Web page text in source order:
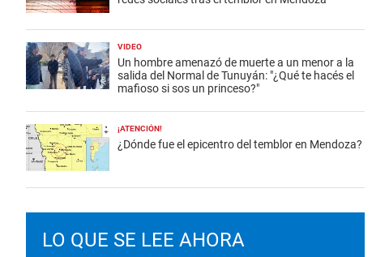
VIDEO
Un hombre amenazó de muerte a un menor a la
salida del Normal de Tunuyán: "¿Qué te hacés el
mafioso si sos un princeso?"
¡ATENCIÓN!
¿Dónde fue el epicentro del temblor en Mendoza?
LO QUE SE LEE AHORA